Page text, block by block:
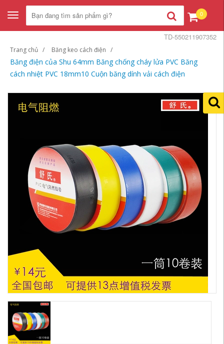
Toggle
navigation
0
Trang chủ Băng keo cách điện
Băng điện của Shu 64mm Băng chống cháy lửa PVC Băng
cách nhiệt PVC 18mm10 Cuộn băng dính vải cách điện
TD-550211907352